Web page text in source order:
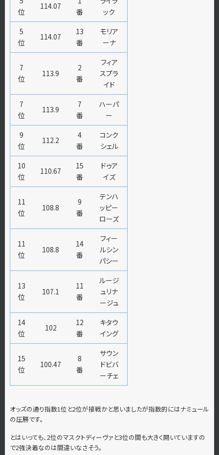
位
114.07
番
ック
5
位
114.07
13
番
モリア
ーナ
7
位
113.9
2
番
フィア
スプラ
イド
7
位
113.9
7
番
ハーパ
ー
9
位
112.2
4
番
コンク
シェル
10
位
110.67
15
番
ドゥア
イズ
11
位
108.8
9
番
テンハ
ッピー
ローズ
11
位
108.8
14
番
フィー
ルシン
パシー
13
位
107.1
11
番
ルージ
ュリナ
ージュ
14
位
102
12
番
キタウ
イング
15
位
100.47
8
番
サウン
ドビバ
ーチェ
オッズの通り指数1位と2位が接戦かと思いましたが指数的にはナミュール
の圧勝です。
とはいっても、2位のマスクトディーヴァと3位の間も大きく開いていますの
で2強決着なのは間違いなさそう。